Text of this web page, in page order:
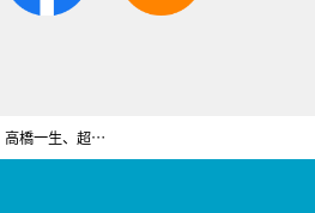
高橋一生、超複雑な演技に挑む！別人に転生している“本人”が、本人のフリを演じることに＜リボーン＞